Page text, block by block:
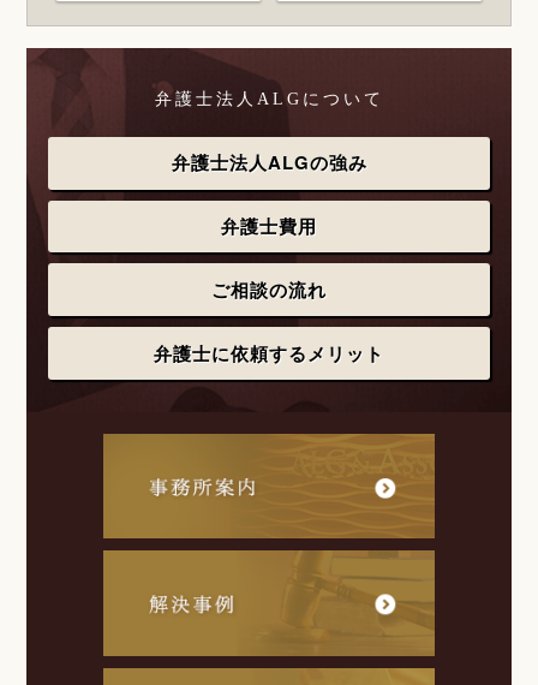
弁護士法人ALGについて
弁護士法人ALGの強み
弁護士費用
ご相談の流れ
弁護士に依頼するメリット